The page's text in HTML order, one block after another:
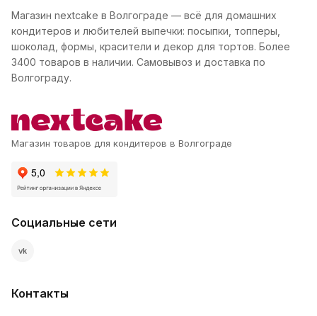
Магазин nextcake в Волгограде — всё для домашних
кондитеров и любителей выпечки: посыпки, топперы,
шоколад, формы, красители и декор для тортов. Более
3400 товаров в наличии. Самовывоз и доставка по
Волгограду.
Магазин товаров для кондитеров в Волгограде
Социальные сети
vk
Контакты